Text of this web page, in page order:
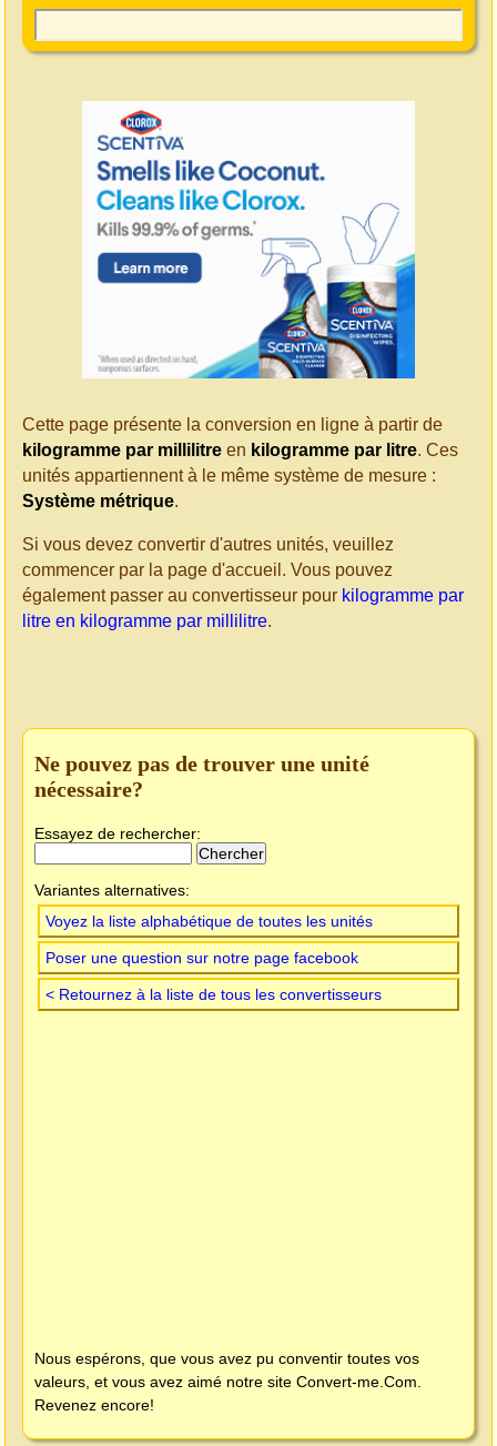
Cette page présente la conversion en ligne à partir de
kilogramme par millilitre en kilogramme par litre. Ces
unités appartiennent à le même système de mesure :
Système métrique.
Si vous devez convertir d'autres unités, veuillez
commencer par la page d'accueil. Vous pouvez
également passer au convertisseur pour kilogramme par
litre en kilogramme par millilitre.
Ne pouvez pas de trouver une unité
nécessaire?
Essayez de rechercher:
Variantes alternatives:
Voyez la liste alphabétique de toutes les unités
Poser une question sur notre page facebook
< Retournez à la liste de tous les convertisseurs
Nous espérons, que vous avez pu conventir toutes vos
valeurs, et vous avez aimé notre site Convert-me.Com
Revenez encore!